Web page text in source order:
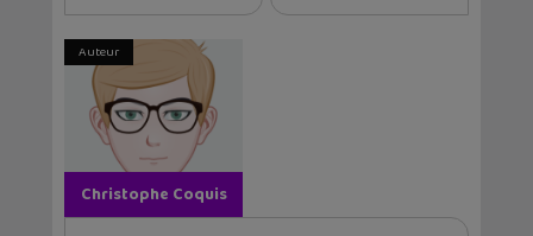
Auteur
Christophe Coquis